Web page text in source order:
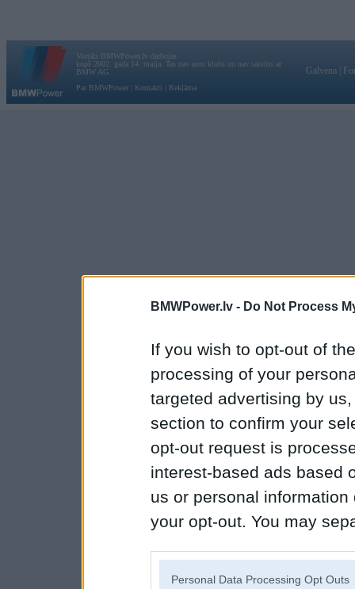
BMWPower.lv - Do Not Process
If you wish to opt-out of
processing of your
targeted advertising by
section to confirm your
opt-out request is
interest-based ads based
us or personal
your opt-out. You may
Personal Data Processing Opt Outs
Vortāls BMWPower.lv darbojas
kopš 2002. gada 14. maija. Tas nav auto klubs un nav saistīts ar
BMW AG.
Par BMWPower
Kontakti Reklāma
Galvena